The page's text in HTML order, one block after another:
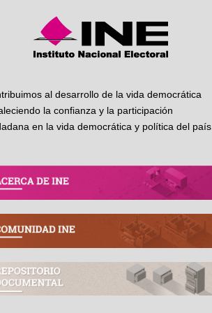
al desarrollo de la vida democrática
la confianza y la participación
en la vida democrática y política del país.